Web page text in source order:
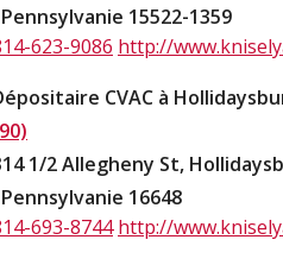
15522-1359
623-9086 http://
CVAC à
1/2 Allegheny St,
16648
693-8744 http://